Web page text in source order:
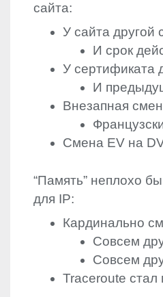
сайта:
У сайта другой
И срок
У сертификата
И
Внезапная
Смена EV на
“Память” неплохо
для IP:
Кардинально
Совсем
Совсем
Traceroute стал